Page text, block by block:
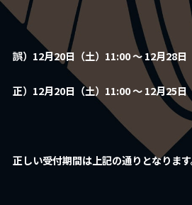
Shop
Movie
誤）12月20日（土）11:00 ～ 12月28日
正）12月20日（土）11:00 ～ 12月25日
正しい受付期間は上記の通りとなります